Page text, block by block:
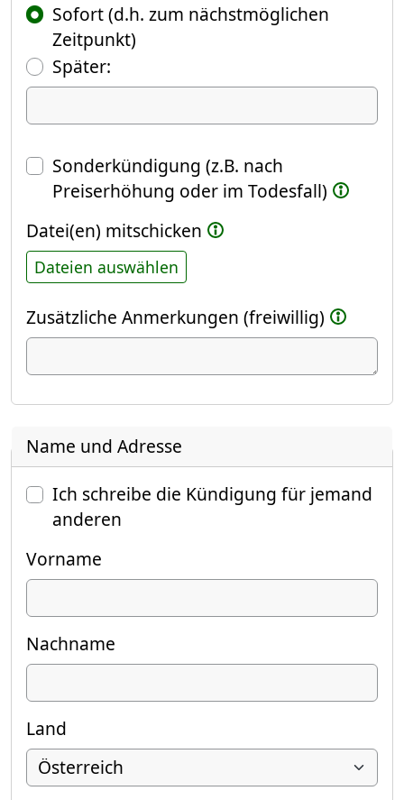
Sofort (d.h. zum nächstmöglichen
Zeitpunkt)
Später:(Fokus springt automatisch ins
Datum
Sonderkündigung (z.B. nach
Preiserhöhung oder im Todesfall)
Datei(en) mitschicken
Dateien auswählen
Zusätzliche Anmerkungen (freiwillig)
Name und Adresse
Ich schreibe die Kündigung für jemand
anderen
Vorname
Nachname
Land